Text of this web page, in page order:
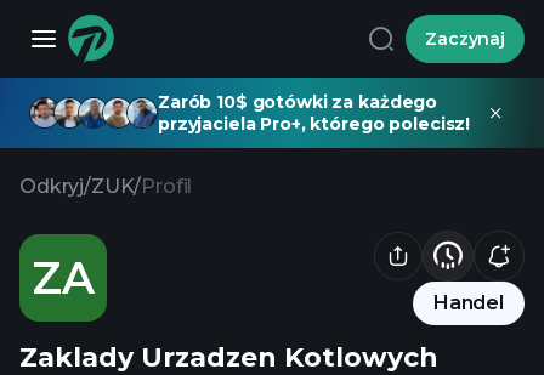
Zaczynaj
Zarób 10$ gotówki za każdego
przyjaciela Pro+, którego polecisz!
Odkryj/ZUK/Profil
ZA Handel
Zaklady Urzadzen Kotlowych